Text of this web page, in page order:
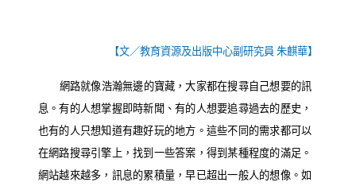
【文／教育資源及出版中心副研究員 朱麒華】
網路就像浩瀚無邊的寶藏，大家都在搜尋自己想要的訊
息。有的人想掌握即時新聞、有的人想要追尋過去的歷史，
也有的人只想知道有趣好玩的地方。這些不同的需求都可以
在網路搜尋引擎上，找到一些答案，得到某種程度的滿足。
網站越來越多，訊息的累積量，早已超出一般人的想像。如